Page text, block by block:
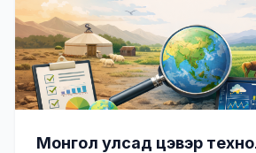
Монгол улсад цэвэр